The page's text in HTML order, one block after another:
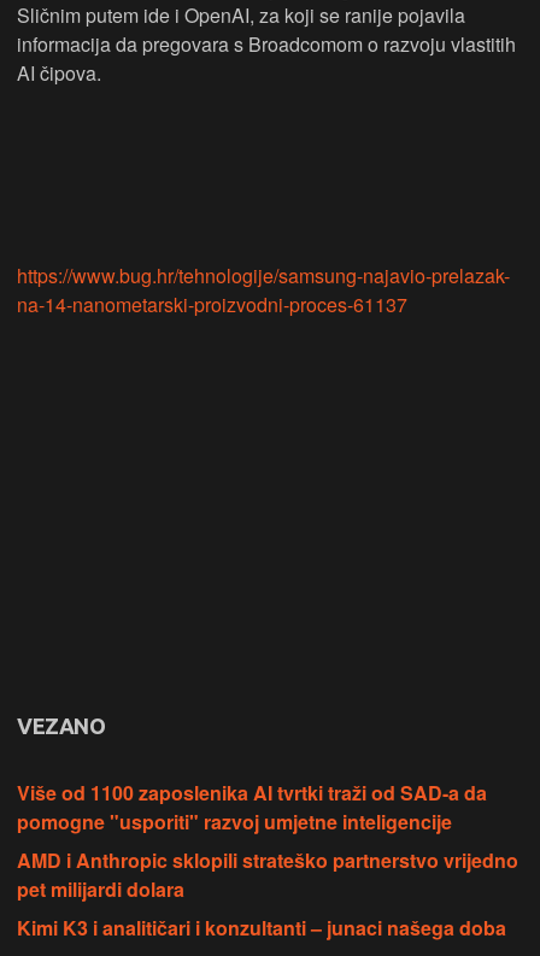
Sličnim putem ide i OpenAI, za koji se ranije pojavila
informacija da pregovara s Broadcomom o razvoju vlastitih
AI čipova.
https://www.bug.hr/tehnologije/samsung-najavio-prelazak-
na-14-nanometarski-proizvodni-proces-61137
VEZANO
Više od 1100 zaposlenika AI tvrtki traži od SAD-a da
pomogne "usporiti" razvoj umjetne inteligencije
AMD i Anthropic sklopili strateško partnerstvo vrijedno
pet milijardi dolara
Kimi K3 i analitičari i konzultanti – junaci našega doba